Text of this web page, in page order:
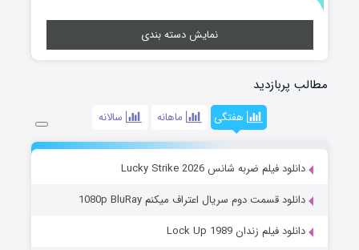
نمایش دسته بندی
مطالب پربازدید
هفتگی ماهانه سالانه
دانلود فیلم ضربه شانس Lucky Strike 2026
دانلود قسمت دوم سریال اعتراف میکنم 1080p BluRay
دانلود فیلم زندان Lock Up 1989